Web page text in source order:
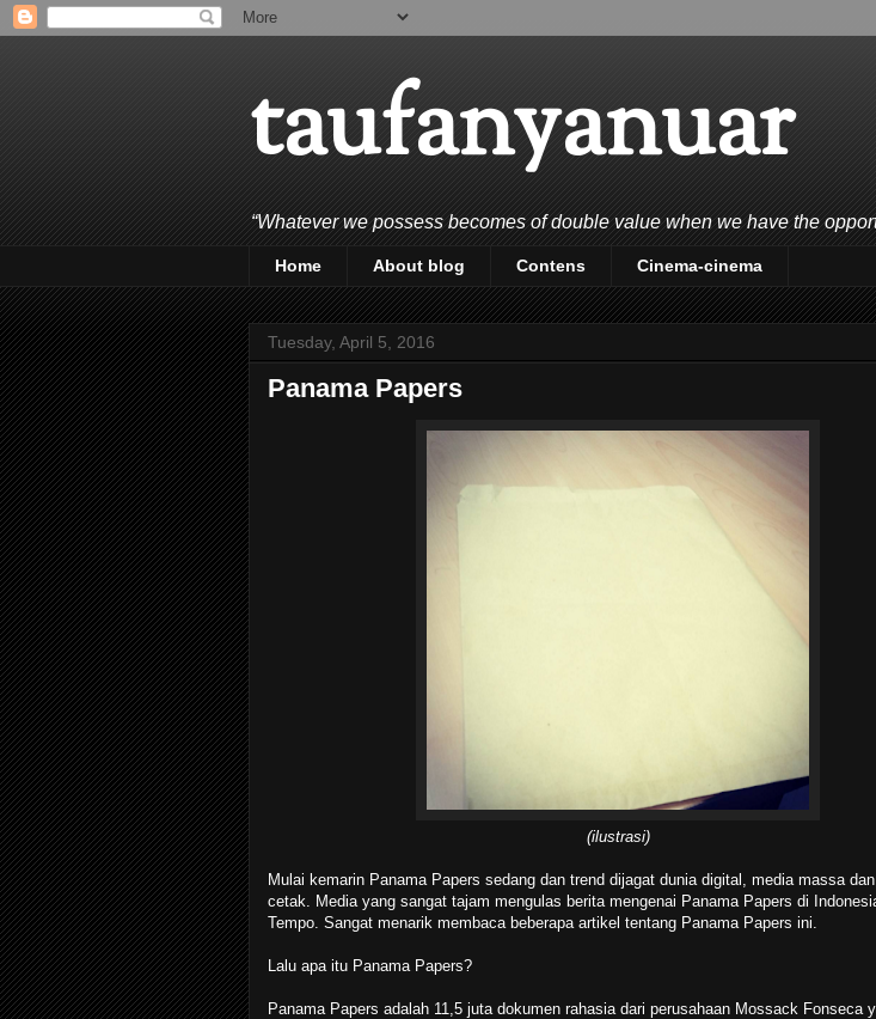
taufanyanuar
“Whatever we possess becomes of double value when we have the
Home About blog Contens Cinema-cinema
Tuesday, April 5, 2016
Panama Papers
(ilustrasi)
Mulai kemarin Panama Papers sedang dan trend dijagat dunia digital, media massa
cetak. Media yang sangat tajam mengulas berita mengenai Panama Papers di
Tempo. Sangat menarik membaca beberapa artikel tentang Panama Papers ini.
Lalu apa itu Panama Papers?
Panama Papers adalah 11,5 juta dokumen rahasia dari perusahaan Mossack Fonseca